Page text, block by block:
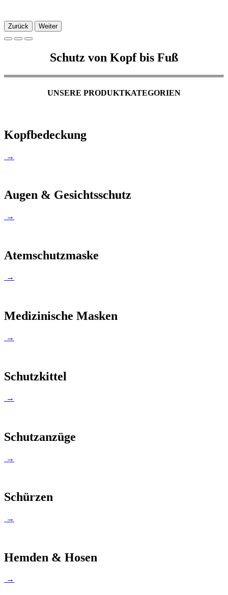
Zurück Weiter
Schutz von Kopf bis Fuß
UNSERE PRODUKTKATEGORIEN
Kopfbedeckung
→
Augen & Gesichtsschutz
→
Atemschutzmaske
→
Medizinische Masken
→
Schutzkittel
→
Schutzanzüge
→
Schürzen
→
Hemden & Hosen
→